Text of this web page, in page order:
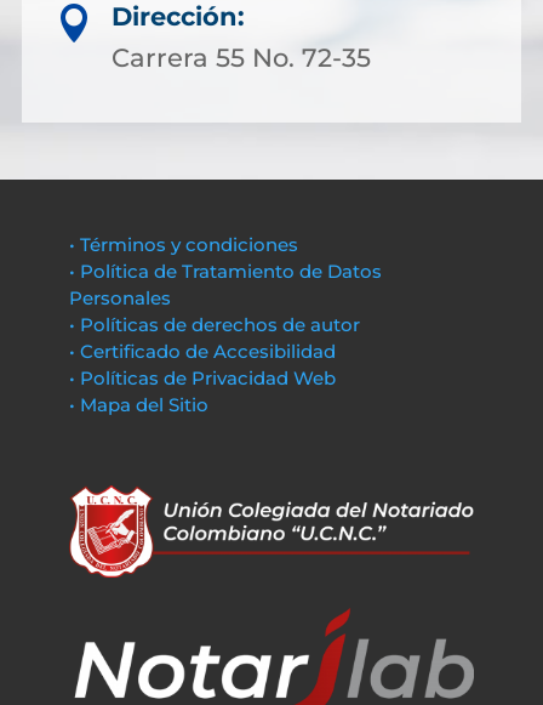

Dirección:
Carrera 55 No. 72-35
• Términos y condiciones
• Política de Tratamiento de Datos
Personales
• Políticas de derechos de autor
• Certificado de Accesibilidad
• Políticas de Privacidad Web
• Mapa del Sitio